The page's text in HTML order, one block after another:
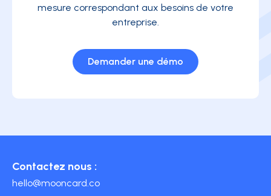
mesure correspondant aux besoins de votre
entreprise.
Demander une démo
Contactez nous :
hello@mooncard.co